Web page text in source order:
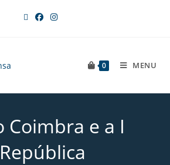
0 MENU
Coimbra e a I